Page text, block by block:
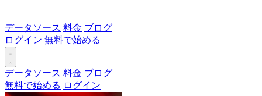
データソース 料金 ブログ
ログイン 無料で始める
データソース 料金 ブログ
無料で始める ログイン